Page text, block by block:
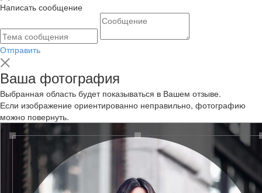
Написать сообщение
Отправить
Ваша фотография
Выбранная область будет показываться в Вашем отзыве.
Если изображение ориентированно неправильно, фотографию
можно повернуть.